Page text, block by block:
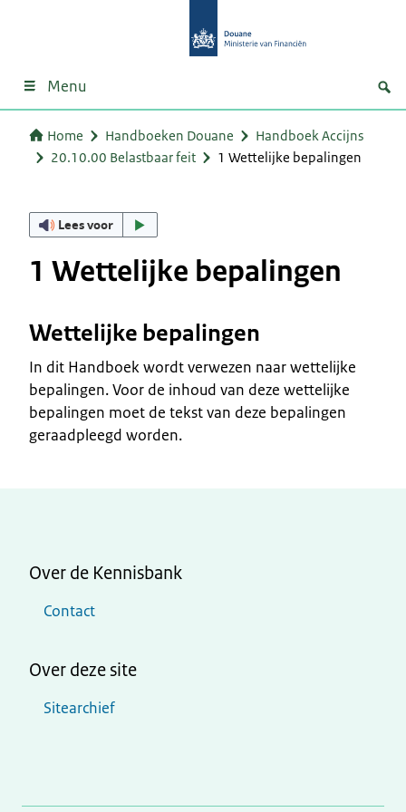
Menu
Home Handboeken Douane
Handboek Accijns
20.10.00 Belastbaar feit
1 Wettelijke bepalingen
Lees voor
1 Wettelijke bepalingen
Wettelijke bepalingen
In dit Handboek wordt verwezen naar wettelijke
bepalingen. Voor de inhoud van deze wettelijke
bepalingen moet de tekst van deze bepalingen
geraadpleegd worden.
Over de Kennisbank
Contact
Over deze site
Sitearchief